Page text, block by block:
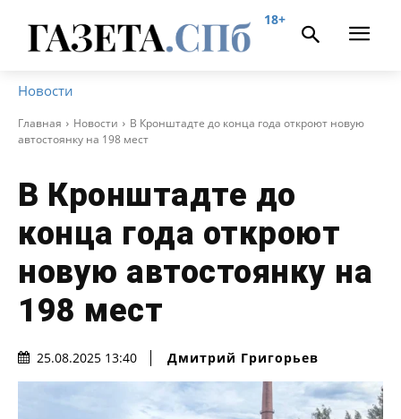
18+
Новости
Главная Новости
В Кронштадте до конца года откроют новую
автостоянку на 198 мест
В Кронштадте до
конца года откроют
новую автостоянку на
198 мест
25.08.2025 13:40 Дмитрий Григорьев